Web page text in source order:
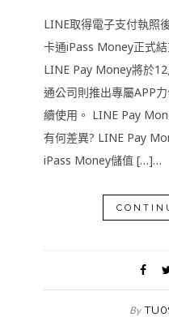
LINE取得電子支付執照
卡通iPass Money正式
LINE Pay Money將於
通公司則推出專屬APP
續使用。 LINE Pay
有何差異? LINE Pay
iPass Money儲值 […]…
By